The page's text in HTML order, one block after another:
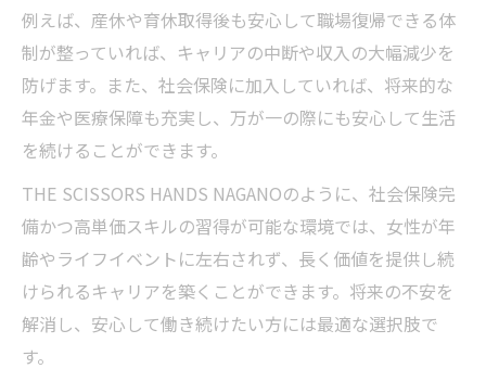
例えば、産休や育休取得後も安心して職場復帰できる体
制が整っていれば、キャリアの中断や収入の大幅減少を
防げます。また、社会保険に加入していれば、将来的な
年金や医療保障も充実し、万が一の際にも安心して生活
を続けることができます。
THE SCISSORS HANDS NAGANOのように、社会保険完
備かつ高単価スキルの習得が可能な環境では、女性が年
齢やライフイベントに左右されず、長く価値を提供し続
けられるキャリアを築くことができます。将来の不安を
解消し、安心して働き続けたい方には最適な選択肢で
す。